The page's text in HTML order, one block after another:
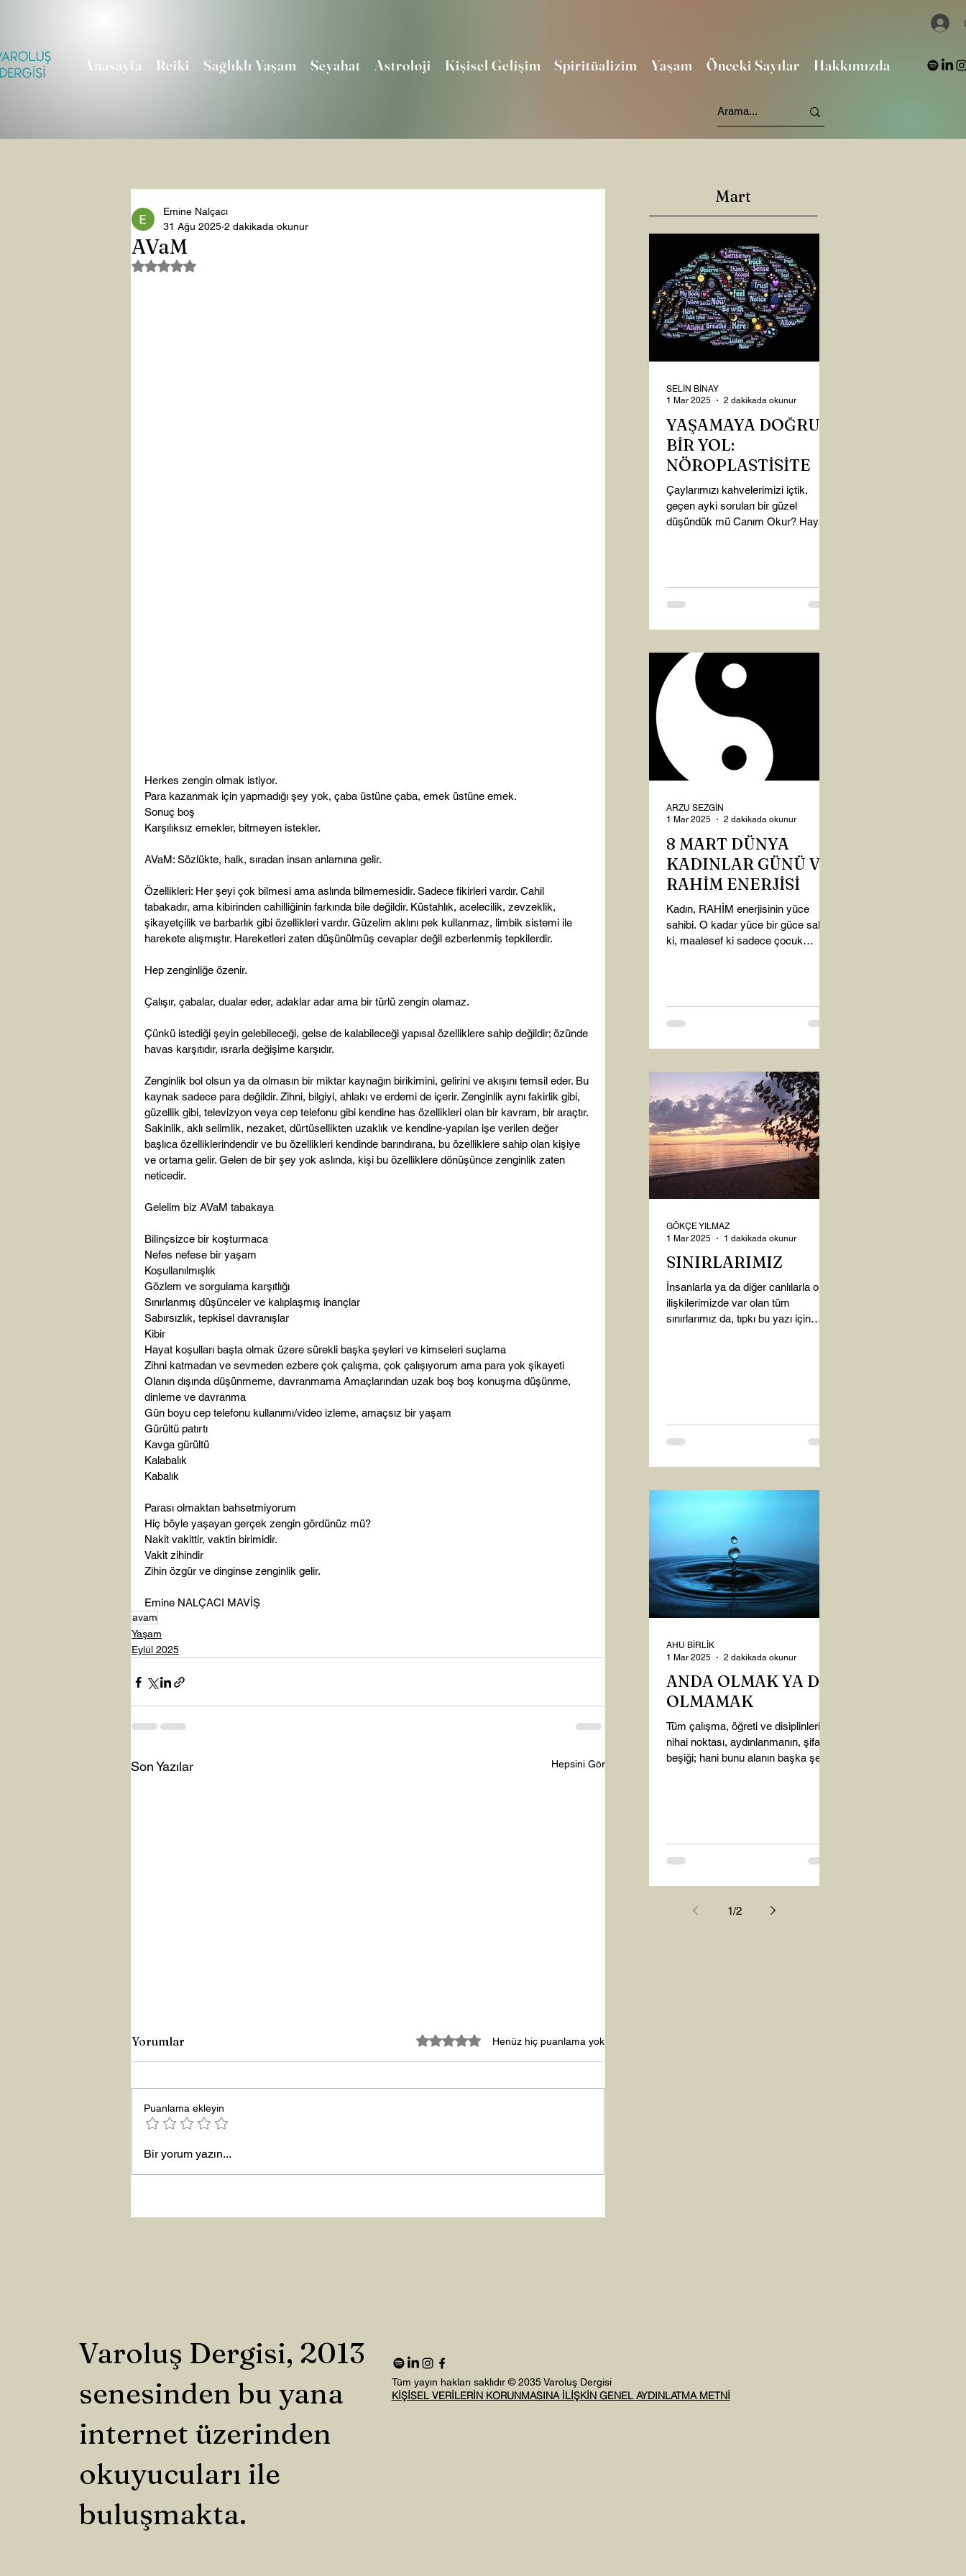
Anasayfa Reiki Sağlıklı Yaşam Seyahat Astroloji Kişisel Gelişim Spiritüalizim Yaşam Önceki Sayılar Hakkımızda
AVaM
Emine Nalçacı
31 Ağu 2025 2 dakikada okunur
5 üzerinden NaN yıldız
Herkes zengin olmak istiyor.
Para kazanmak için yapmadığı şey yok, çaba üstüne çaba, emek üstüne emek.
Sonuç boş
Karşılıksız emekler, bitmeyen istekler.
AVaM: Sözlükte, halk, sıradan insan anlamına gelir.
Özellikleri: Her şeyi çok bilmesi ama aslında bilmemesidir. Sadece fikirleri vardır. Cahil
tabakadır, ama kibirinden cahilliğinin farkında bile değildir. Küstahlık, acelecilik, zevzeklik,
şikayetçilik ve barbarlık gibi özellikleri vardır. Güzelim aklını pek kullanmaz, limbik sistemi ile
harekete alışmıştır. Hareketleri zaten düşünülmüş cevaplar değil ezberlenmiş tepkilerdir.
Hep zenginliğe özenir.
Çalışır, çabalar, dualar eder, adaklar adar ama bir türlü zengin olamaz.
Çünkü istediği şeyin gelebileceği, gelse de kalabileceği yapısal özelliklere sahip değildir; özünde
havas karşıtıdır, ısrarla değişime karşıdır.
Zenginlik bol olsun ya da olmasın bir miktar kaynağın birikimini, gelirini ve akışını temsil eder. Bu
kaynak sadece para değildir. Zihni, bilgiyi, ahlakı ve erdemi de içerir. Zenginlik aynı fakirlik gibi,
güzellik gibi, televizyon veya cep telefonu gibi kendine has özellikleri olan bir kavram, bir araçtır.
Sakinlik, aklı selimlik, nezaket, dürtüsellikten uzaklık ve kendine-yapılan işe verilen değer
başlıca özelliklerindendir ve bu özellikleri kendinde barındırana, bu özelliklere sahip olan kişiye
ve ortama gelir. Gelen de bir şey yok aslında, kişi bu özelliklere dönüşünce zenginlik zaten
neticedir.
Gelelim biz AVaM tabakaya
Bilinçsizce bir koşturmaca
Nefes nefese bir yaşam
Koşullanılmışlık
Gözlem ve sorgulama karşıtlığı
Sınırlanmış düşünceler ve kalıplaşmış inançlar
Sabırsızlık, tepkisel davranışlar
Kibir
Hayat koşulları başta olmak üzere sürekli başka şeyleri ve kimseleri suçlama
Zihni katmadan ve sevmeden ezbere çok çalışma, çok çalışıyorum ama para yok şikayeti
Olanın dışında düşünmeme, davranmama Amaçlarından uzak boş boş konuşma düşünme,
dinleme ve davranma
Gün boyu cep telefonu kullanımı/video izleme, amaçsız bir yaşam
Gürültü patırtı
Kavga gürültü
Kalabalık
Kabalık
Parası olmaktan bahsetmiyorum
Hiç böyle yaşayan gerçek zengin gördünüz mü?
Nakit vakittir, vaktin birimidir.
Vakit zihindir
Zihin özgür ve dinginse zenginlik gelir.
Emine NALÇACI MAVİŞ
avam
Yaşam
Eylül 2025
Son Yazılar Hepsini Gör
Yeni Yıla Merhaba
Yorumlar 5 üzerinden 0 yıldızHenüz hiç puanlama yok
Puanlama ekleyin
Bir yorum yazın...
Mart
YAŞAMAYA DOĞRU
BİR YOL:
NÖROPLASTİSİTE
Çaylarımızı kahvelerimizi içtik,
geçen ayki soruları bir güzel
düşündük mü Canım Okur? Hayatta
SELİN BİNAY
1 Mar 2025
2 dakikada okunur
8 MART DÜNYA
KADINLAR GÜNÜ VE
RAHİM ENERJİSİ
Kadın, RAHİM enerjisinin yüce
sahibi. O kadar yüce bir güce sahip
ki, maalesef ki sadece çocuk
ARZU SEZGİN
1 Mar 2025
2 dakikada okunur
SINIRLARIMIZ
İnsanlarla ya da diğer canlılarla olan
ilişkilerimizde var olan tüm
sınırlarımız da, tıpkı bu yazı için
GÖKÇE YILMAZ
1 Mar 2025
1 dakikada okunur
ANDA OLMAK YA DA
OLMAMAK
Tüm çalışma, öğreti ve disiplinlerin
nihai noktası, aydınlanmanın, şifanın
beşiği; hani bunu alanın başka şey
AHU BİRLİK
1 Mar 2025
2 dakikada okunur
1/2
Varoluş Dergisi, 2013
senesinden bu yana
internet üzerinden
okuyucuları ile
buluşmakta.
Tüm yayın hakları saklıdır © 2035 Varoluş Dergisi
KİŞİSEL VERİLERİN KORUNMASINA İLİŞKİN GENEL AYDINLATMA METNİ